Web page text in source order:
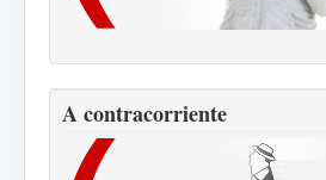
A contracorriente